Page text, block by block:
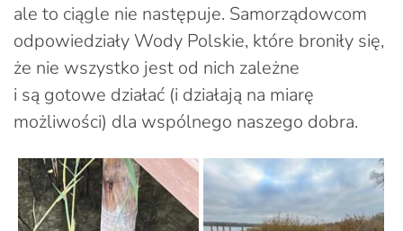
ale to ciągle nie następuje. Samorządowcom
odpowiedziały Wody Polskie, które broniły się,
że nie wszystko jest od nich zależne
i są gotowe działać (i działają na miarę
możliwości) dla wspólnego naszego dobra.